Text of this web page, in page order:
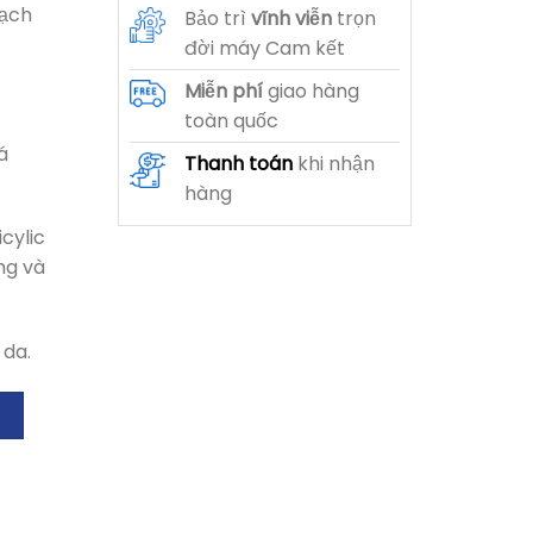
và
Bảo trì vĩnh viễntrọn
đời máy Cam kết
Miễn phígiao hàng
toàn quốc
Thanh toán khi nhận
hàng